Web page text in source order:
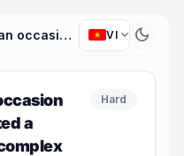
Can you describe an occasion where you implemented a creative solution to a complex technical problem? VI expand_more dark_mode
a
Hard